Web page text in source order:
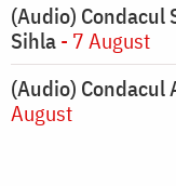
(Audio) Condacul
Sihla- 7 August
(Audio)
August